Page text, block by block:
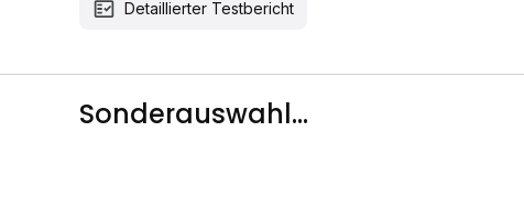
Detaillierter Testbericht
Sonderauswahl...